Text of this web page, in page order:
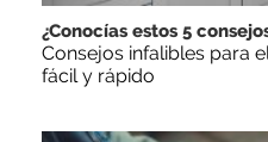
¿Conocías estos 5
Consejos infalibles para
fácil y rápido